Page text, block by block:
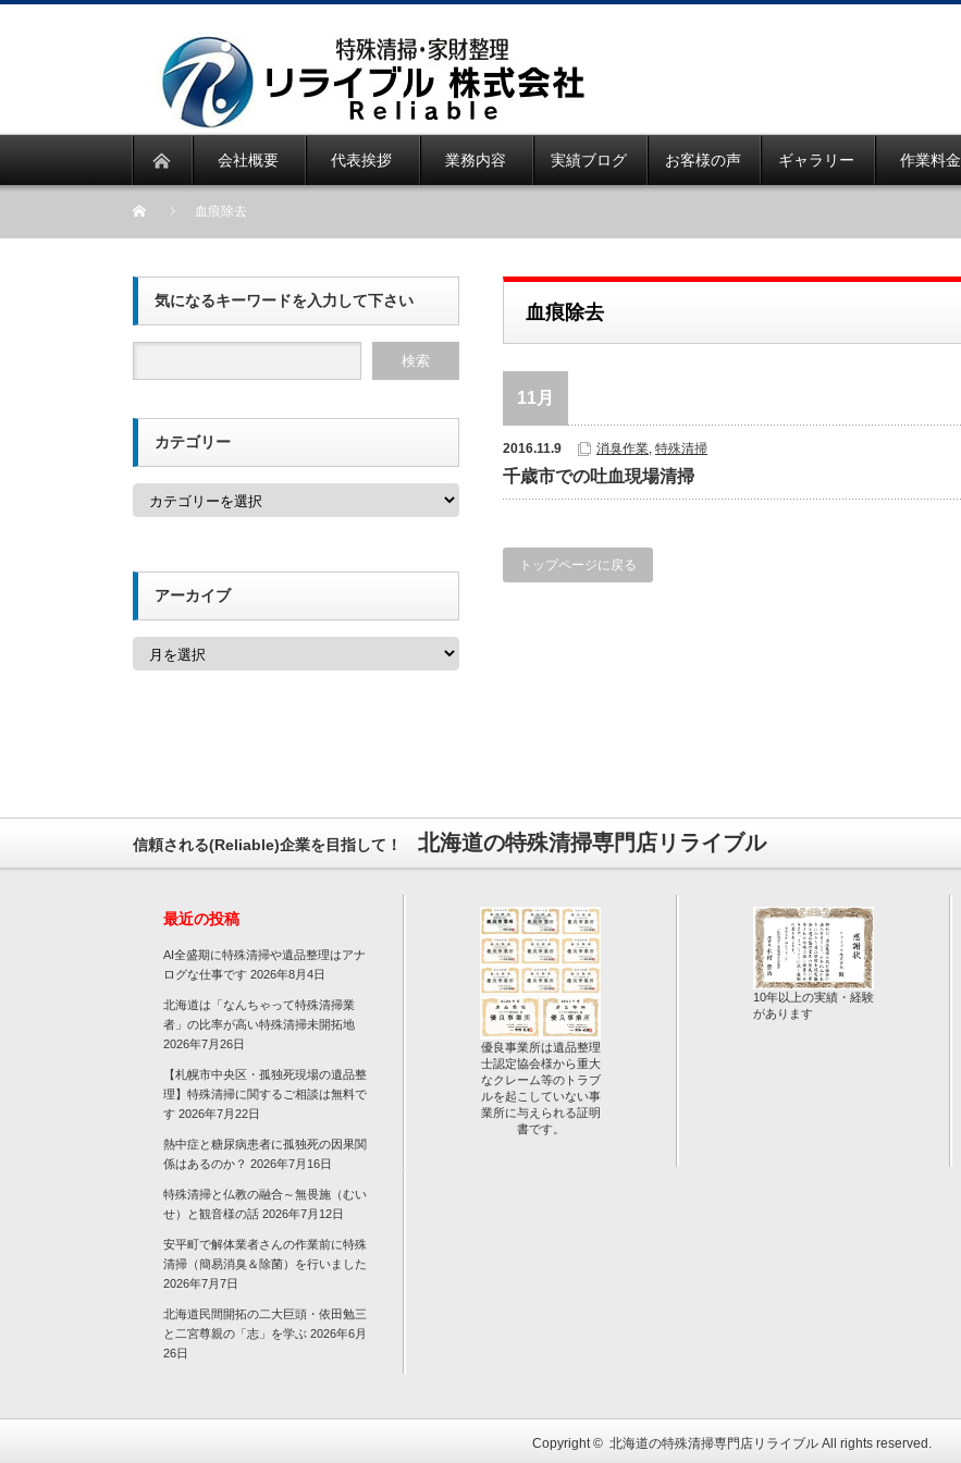
会社概要 代表挨拶 業務内容 実績ブログ お客様の声 ギャラリー 作業料金
血痕除去
血痕除去
11月
2016.11.9 消臭作業, 特殊清掃
千歳市での吐血現場清掃
トップページに戻る
気になるキーワードを入力して下さい
カテゴリー
アーカイブ
信頼される(Reliable)企業を目指して！ 北海道の特殊清掃専門店リライブル
最近の投稿
AI全盛期に特殊清掃や遺品整理はアナ
ログな仕事です 2026年8月4日
北海道は「なんちゃって特殊清掃業
者」の比率が高い特殊清掃未開拓地
2026年7月26日
【札幌市中央区・孤独死現場の遺品整
理】特殊清掃に関するご相談は無料で
す 2026年7月22日
熱中症と糖尿病患者に孤独死の因果関
係はあるのか？ 2026年7月16日
特殊清掃と仏教の融合～無畏施（むい
せ）と観音様の話 2026年7月12日
安平町で解体業者さんの作業前に特殊
清掃（簡易消臭＆除菌）を行いました
2026年7月7日
北海道民間開拓の二大巨頭・依田勉三
と二宮尊親の「志」を学ぶ 2026年6月
26日
優良事業所は遺品整理
士認定協会様から重大
なクレーム等のトラブ
ルを起こしていない事
業所に与えられる証明
書です。
10年以上の実績・経験
があります
Copyright © 北海道の特殊清掃専門店リライブルAll rights reserved.